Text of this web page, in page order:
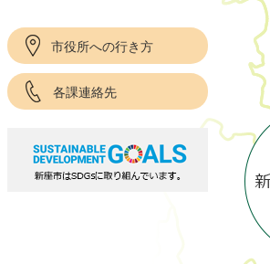
市役所への行き方
各課連絡先